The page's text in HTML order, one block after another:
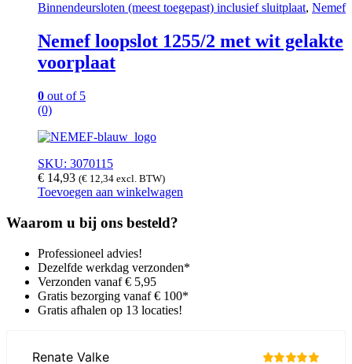
Binnendeursloten (meest toegepast) inclusief sluitplaat, Nemef
Nemef loopslot 1255/2 met wit gelakte
voorplaat
0 out of 5
(0)
SKU: 3070115
€ 14,93 (€ 12,34 excl. BTW)
Toevoegen aan winkelwagen
Waarom u bij ons besteld?
Professioneel advies!
Dezelfde werkdag verzonden*
Verzonden vanaf € 5,95
Gratis bezorging vanaf € 100*
Gratis afhalen op 13 locaties!